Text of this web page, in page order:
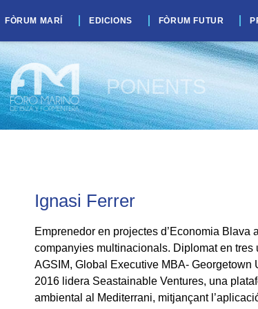
FÒRUM MARÍ EDICIONS FÒRUM FUTUR
PONENTS
Ignasi Ferrer
Emprenedor en projectes d’Economia
companyies multinacionals. Diplomat en
AGSIM, Global Executive MBA-
2016 lidera Seastainable Ventures, una
ambiental al Mediterrani, mitjançant